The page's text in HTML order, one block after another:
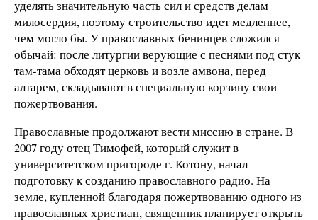
уделять значительную часть сил и средств делам
милосердия, поэтому строительство идет медленнее,
чем могло бы. У православных бенинцев сложился
обычай: после литургии верующие с песнями под стук
там-тама обходят церковь и возле амвона, перед
алтарем, складывают в специальную корзину свои
пожертвования.
Православные продолжают вести миссию в стране. В
2007 году отец Тимофей, который служит в
университетском пригороде г. Котону, начал
подготовку к созданию православного радио. На
земле, купленной благодаря пожертвованию одного из
православных христиан, священник планирует открыть